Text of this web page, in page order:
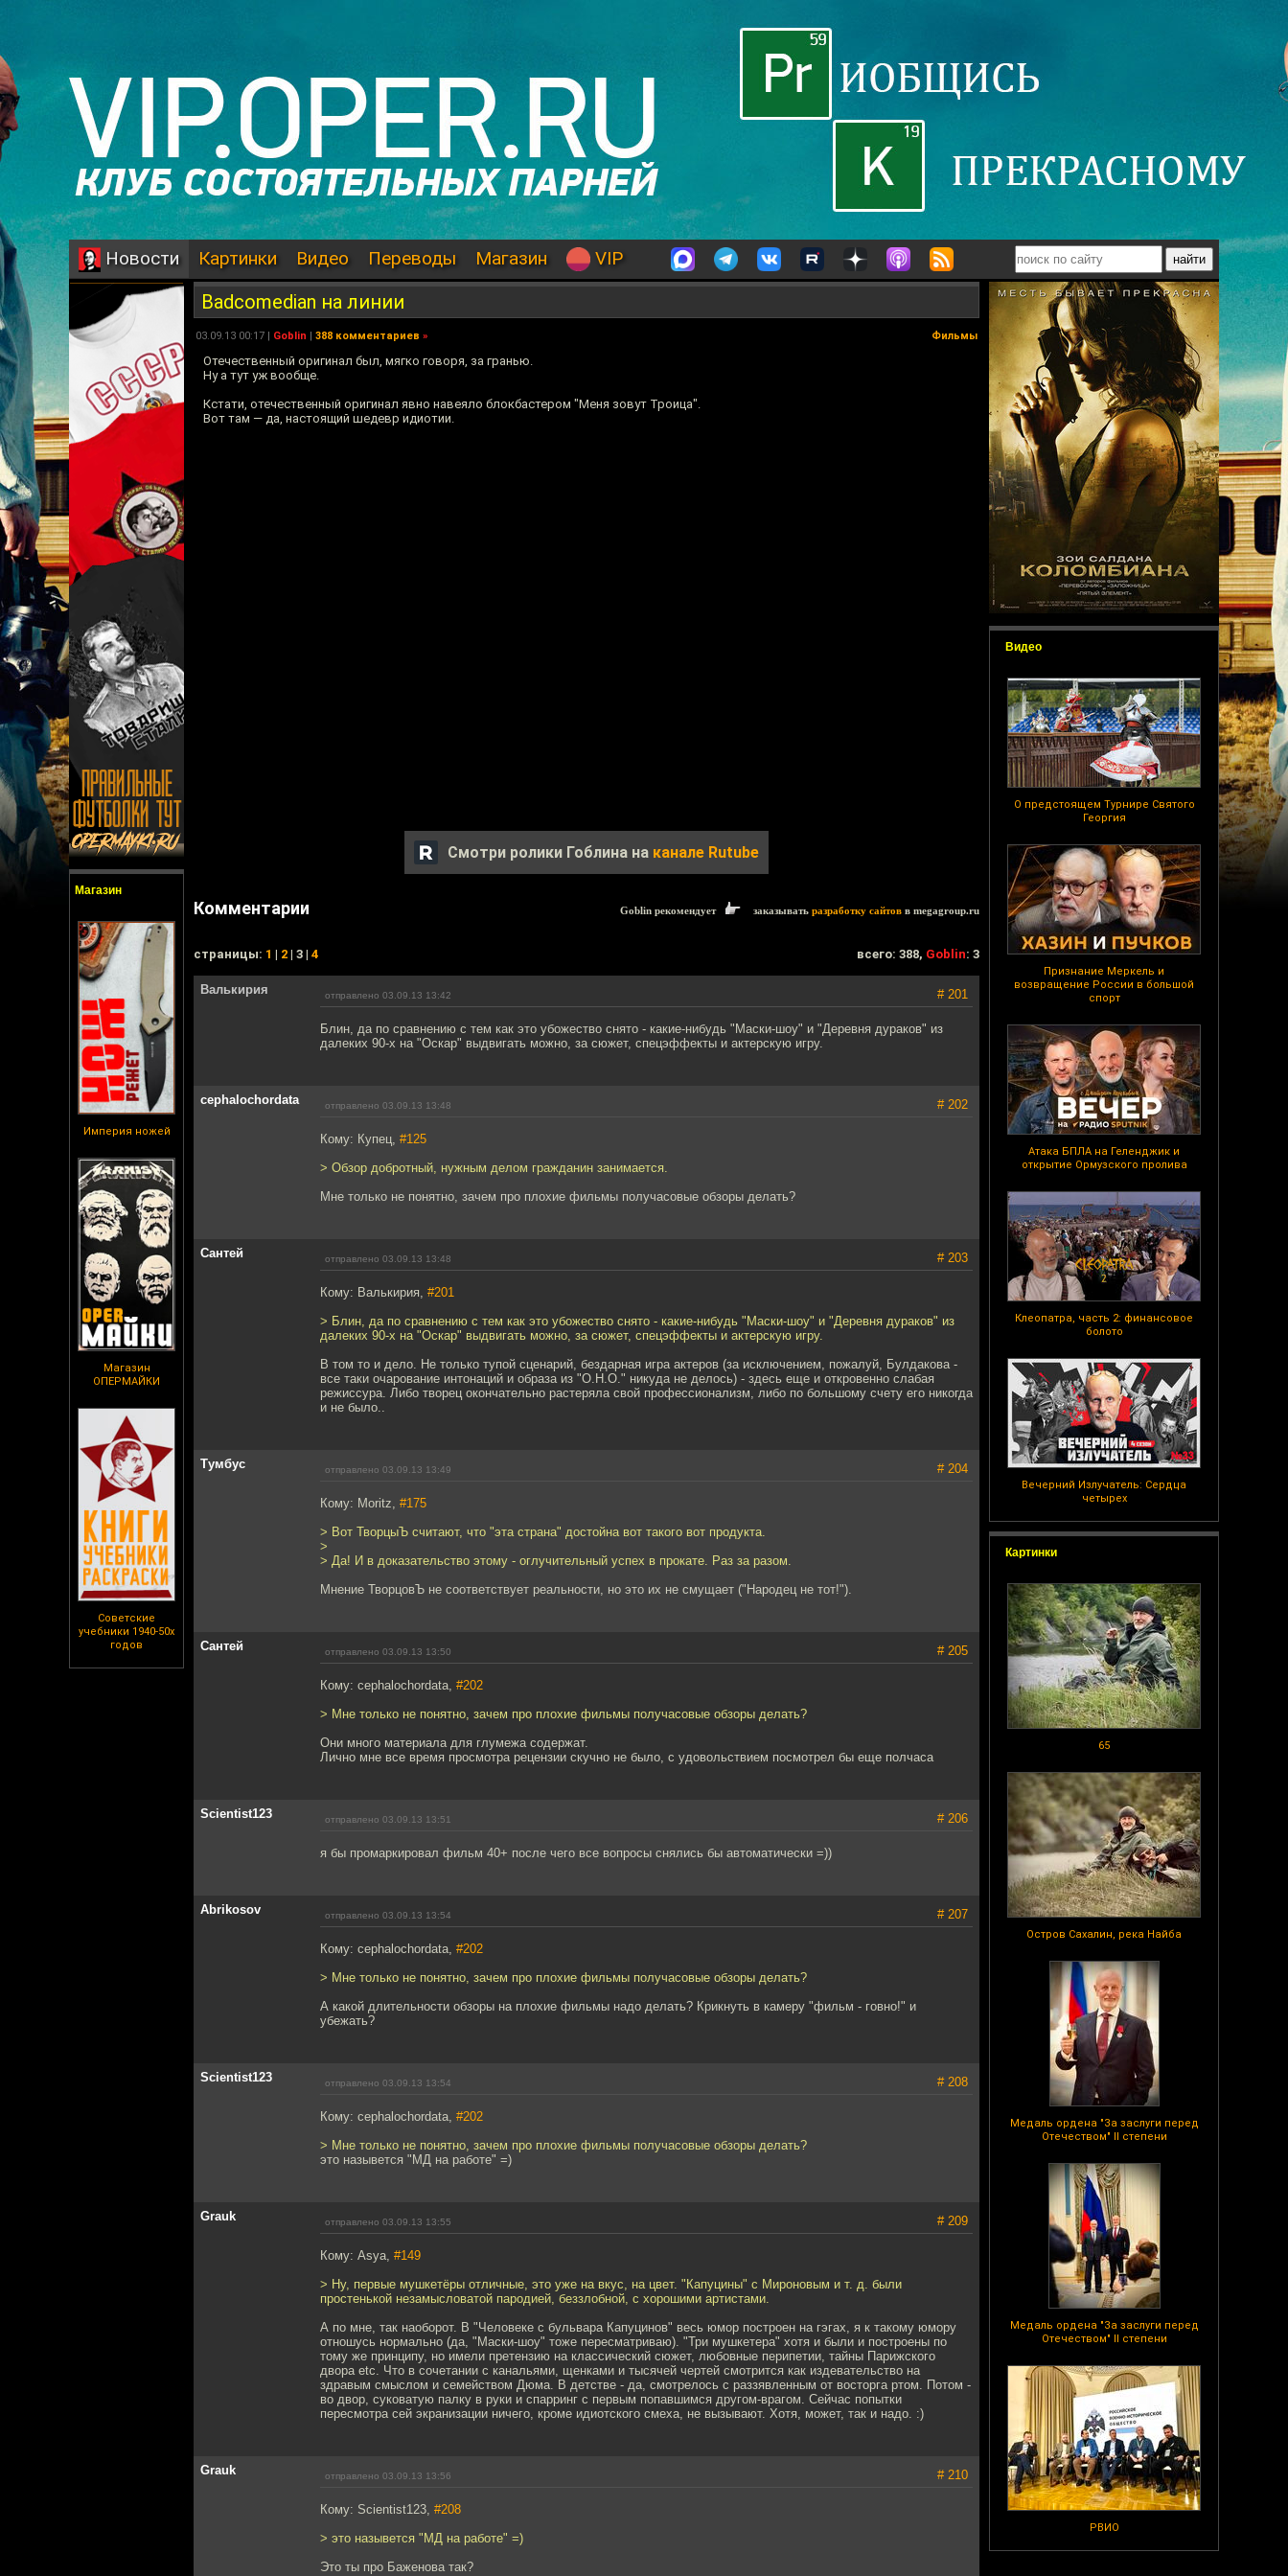
Новости Картинки Видео Переводы Магазин VIP
Магазин
Империя ножей
Магазин
ОПЕРМАЙКИ
Советские
учебники 1940-50х
годов
Видео
О предстоящем Турнире Святого
Георгия
Признание Меркель и
возвращение России в большой
спорт
Атака БПЛА на Геленджик и
открытие Ормузского пролива
Клеопатра, часть 2: финансовое
болото
Вечерний Излучатель: Сердца
четырех
Картинки
65
Остров Сахалин, река Найба
Медаль ордена "За заслуги перед
Отечеством" II степени
Медаль ордена "За заслуги перед
Отечеством" II степени
РВИО
Badcomedian на линии
03.09.13 00:17 | Goblin | 388 комментариев » Фильмы
Отечественный оригинал был, мягко говоря, за гранью.
Ну а тут уж вообще.
Кстати, отечественный оригинал явно навеяло блокбастером "Меня зовут Троица".
Вот там — да, настоящий шедевр идиотии.
Смотри ролики Гоблина на канале Rutube
Комментарии Goblin рекомендует заказывать разработку сайтов в megagroup.ru
cтраницы: 1 | 2 | 3 | 4 всего: 388, Goblin: 3
Валькирия отправлено 03.09.13 13:42 # 201
Блин, да по сравнению с тем как это убожество снято - какие-нибудь "Маски-шоу" и "Деревня дураков" из
далеких 90-х на "Оскар" выдвигать можно, за сюжет, спецэффекты и актерскую игру.
cephalochordata отправлено 03.09.13 13:48 # 202
Кому: Купец, #125
> Обзор добротный, нужным делом гражданин занимается.
Мне только не понятно, зачем про плохие фильмы получасовые обзоры делать?
Сантей отправлено 03.09.13 13:48 # 203
Кому: Валькирия, #201
> Блин, да по сравнению с тем как это убожество снято - какие-нибудь "Маски-шоу" и "Деревня дураков" из
далеких 90-х на "Оскар" выдвигать можно, за сюжет, спецэффекты и актерскую игру.
В том то и дело. Не только тупой сценарий, бездарная игра актеров (за исключением, пожалуй, Булдакова -
все таки очарование интонаций и образа из "О.Н.О." никуда не делось) - здесь еще и откровенно слабая
режиссура. Либо творец окончательно растеряла свой профессионализм, либо по большому счету его никогда
и не было..
Тумбус отправлено 03.09.13 13:49 # 204
Кому: Moritz, #175
> Вот ТворцыЪ считают, что "эта страна" достойна вот такого вот продукта.
>
> Да! И в доказательство этому - оглучительный успех в прокате. Раз за разом.
Мнение ТворцовЪ не соответствует реальности, но это их не смущает ("Народец не тот!").
Сантей отправлено 03.09.13 13:50 # 205
Кому: cephalochordata, #202
> Мне только не понятно, зачем про плохие фильмы получасовые обзоры делать?
Они много материала для глумежа содержат.
Лично мне все время просмотра рецензии скучно не было, с удовольствием посмотрел бы еще полчаса
Scientist123 отправлено 03.09.13 13:51 # 206
я бы промаркировал фильм 40+ после чего все вопросы снялись бы автоматически =))
Abrikosov отправлено 03.09.13 13:54 # 207
Кому: cephalochordata, #202
> Мне только не понятно, зачем про плохие фильмы получасовые обзоры делать?
А какой длительности обзоры на плохие фильмы надо делать? Крикнуть в камеру "фильм - говно!" и
убежать?
Scientist123 отправлено 03.09.13 13:54 # 208
Кому: cephalochordata, #202
> Мне только не понятно, зачем про плохие фильмы получасовые обзоры делать?
это назывется "МД на работе" =)
Grauk отправлено 03.09.13 13:55 # 209
Кому: Asya, #149
> Ну, первые мушкетёры отличные, это уже на вкус, на цвет. "Капуцины" с Мироновым и т. д. были
простенькой незамысловатой пародией, беззлобной, с хорошими артистами.
А по мне, так наоборот. В "Человеке с бульвара Капуцинов" весь юмор построен на гэгах, я к такому юмору
отношусь нормально (да, "Маски-шоу" тоже пересматриваю). "Три мушкетера" хотя и были и построены по
тому же принципу, но имели претензию на классический сюжет, любовные перипетии, тайны Парижского
двора etc. Что в сочетании с канальями, щенками и тысячей чертей смотрится как издевательство на
здравым смыслом и семейством Дюма. В детстве - да, смотрелось с раззявленным от восторга ртом. Потом -
во двор, суковатую палку в руки и спарринг с первым попавшимся другом-врагом. Сейчас попытки
пересмотра сей экранизации ничего, кроме идиотского смеха, не вызывают. Хотя, может, так и надо. :)
Grauk отправлено 03.09.13 13:56 # 210
Кому: Scientist123, #208
> это назывется "МД на работе" =)
Это ты про Баженова так?